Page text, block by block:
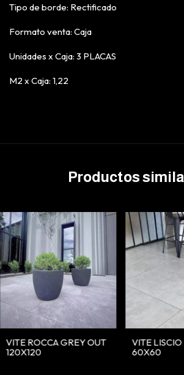
Tipo de borde: Rectificado
Formato venta: Caja
Unidades x Caja: 3 PLACAS
M2 x Caja: 1,22
Productos
VITE ROCCA GREY OUT
120X120
VITE
60X60